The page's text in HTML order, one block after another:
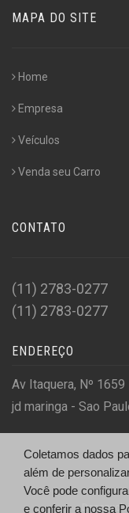
MAPA DO SITE
Home
Empresa
Veículos
Venda seu Carro
CONTATO
(11) 2783-0277
(11) 2783-0277
ENDEREÇO
Av Itaquera, Nº 1659
jd maringa - Sao
© A.R Veiculos
Coletamos dados
além de
Você pode
e conferir a nossa